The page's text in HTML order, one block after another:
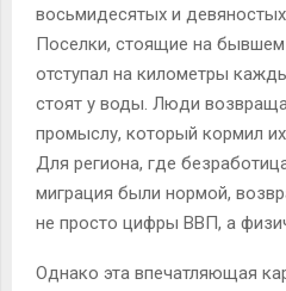
восьмидесятых и
Поселки, стоящие на бывшем
отступал на километры
стоят у воды. Люди
промыслу, который кормил
Для региона, где
миграция были нормой,
не просто цифры ВВП, а
Однако эта впечатляющая